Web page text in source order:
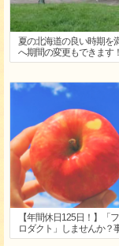
夏の北海道の良い時期を
へ期間の変更もできます
【年間休日125日！】「
ロダクト」しませんか？